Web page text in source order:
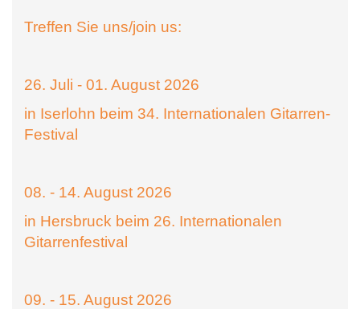
Treffen Sie uns/join us:
26. Juli - 01. August 2026
in Iserlohn beim 34. Internationalen Gitarren-
Festival
08. - 14. August 2026
in Hersbruck beim 26. Internationalen
Gitarrenfestival
09. - 15. August 2026